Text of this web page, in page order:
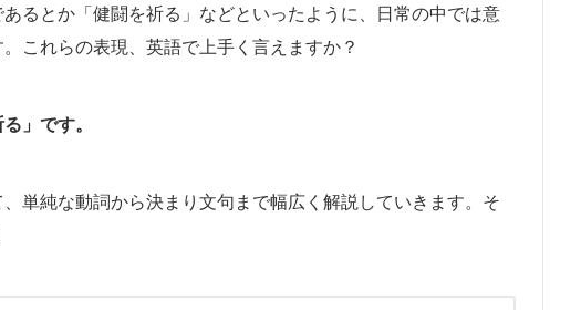
るとか「健闘を祈る」などといったように、日常の中では意
これらの表現、英語で上手く言えますか？
」です。
単純な動詞から決まり文句まで幅広く解説していきます。そ